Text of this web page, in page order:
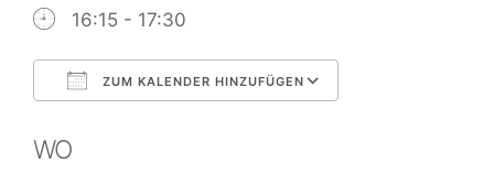
16:15 - 17:30
ZUM KALENDER HINZUFÜGEN
WO